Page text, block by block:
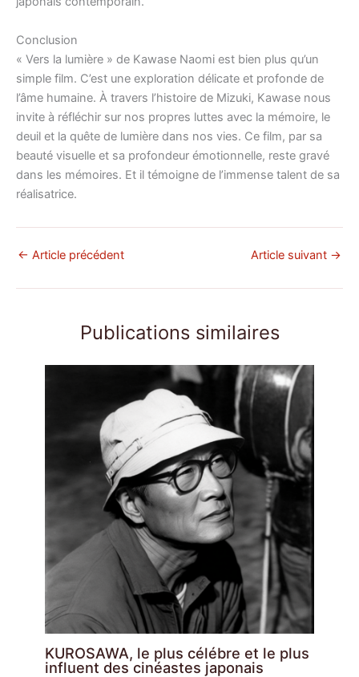
Conclusion
« Vers la lumière » de Kawase Naomi est bien plus qu’un
simple film. C’est une exploration délicate et profonde de
l’âme humaine. À travers l’histoire de Mizuki, Kawase nous
invite à réfléchir sur nos propres luttes avec la mémoire, le
deuil et la quête de lumière dans nos vies. Ce film, par sa
beauté visuelle et sa profondeur émotionnelle, reste gravé
dans les mémoires. Et il témoigne de l’immense talent de sa
réalisatrice.
← Article précédent Article suivant →
Publications similaires
KUROSAWA, le plus célébre et le plus
influent des cinéastes japonais